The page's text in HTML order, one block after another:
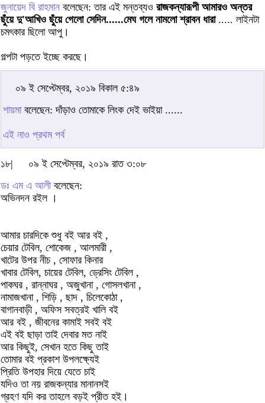
জুনায়েদ বি রাহমান বলেছেন: তার এই মন্তব্যও রাজকন্যারূপী আমারও অন্তর
ছুঁয়ে দু'আখিও ছুঁয়ে গেলো সেদিন......মেঘ গলে নামলো শ্রাবন ধারা ..... লাইনটা
চমৎকার ছিলো আপু।
গল্পটা পড়তে ইচ্ছে করছে।
০৯ ই সেপ্টেম্বর, ২০১৯ বিকাল ৫:৪৯
শায়মাবলেছেন: দাঁড়াও তোমাকে লিংক দেই ভাইয়া ......
এই নাও প্রথম পর্ব
১৮|
০৯ ই সেপ্টেম্বর, ২০১৯ রাত ৩:০৮
ডঃ এম এ আলীবলেছেন:
অভিনদন রইল ।
আমার চারদিকে শুধু বই আর বই ,
চেয়ার টেবিল, শোকেজ , আলমারী ,
খাটের উপর নীচ , সোফার কিনার
খাবার টেবিল, চায়ের টেবিল, ড্রেসিং টেবিল ,
পাকঘর , রান্নাঘর , অজুখানা , গোসলখানা ,
নামাজখানা , শিড়ি , ছাদ , চিলেকোঠা ,
বাগানবাড়ী , অফিস সবত্রই খালি বই
আর বই , জীবনের কামাই সবই বই
এই বই ছাড়া তাই দেবার মত নাই
আর কিছুই, সেখান হতে কিছু তাই
তোমার বই প্রকাশ উপলক্ষ্যেই
প্রিতি উপহার দিয়ে যেতে চাই
যদিও তা নয় রাজকন্যার মানানসই
গ্রহণ যদি কর তাহলে বড়ই প্রীত হই।